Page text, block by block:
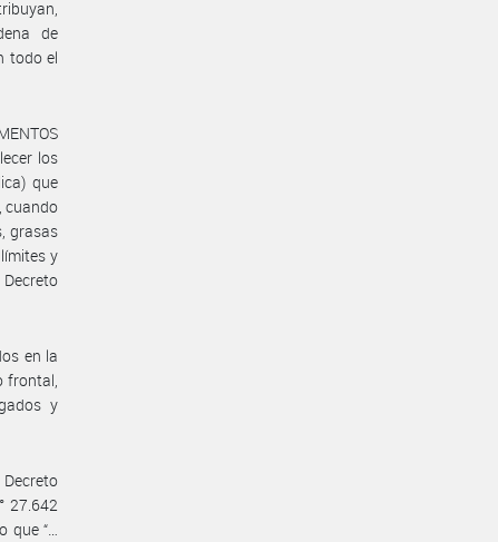
de
todo el
los
que
cuando
grasas
y
en la
frontal,
y
27.642
que “…